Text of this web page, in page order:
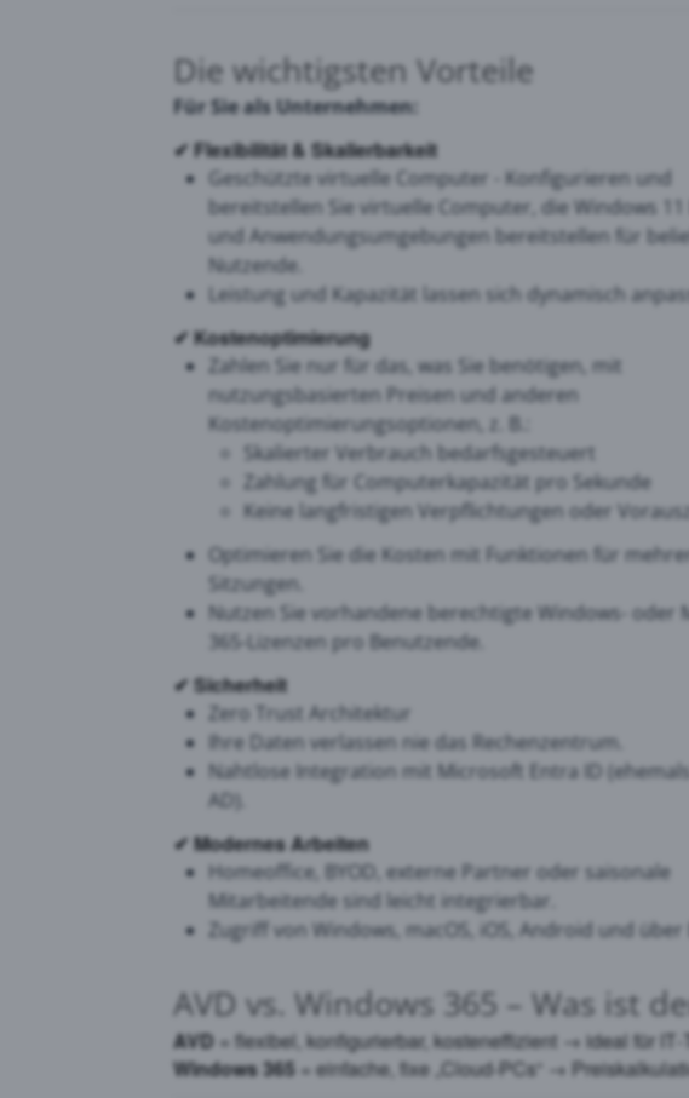
Die wichtigsten Vorteile
Für Sie als Unternehmen:
✔ Flexibilität & Skalierbarkeit
Geschützte virtuelle Computer - Konfigurieren und
bereitstellen Sie virtuelle Computer, die Windows 11
und Anwendungsumgebungen bereitstellen für
Nutzende.
Leistung und Kapazität lassen sich dynamisch
✔ Kostenoptimierung
Zahlen Sie nur für das, was Sie benötigen, mit
nutzungsbasierten Preisen und anderen
Kostenoptimierungsoptionen, z. B.:
Skalierter Verbrauch bedarfsgesteuert
Zahlung für Computerkapazität pro Sekunde
Keine langfristigen Verpflichtungen oder
Optimieren Sie die Kosten mit Funktionen für
Sitzungen.
Nutzen Sie vorhandene berechtigte Windows- oder
365-Lizenzen pro Benutzende.
✔ Sicherheit
Zero Trust Architektur
Ihre Daten verlassen nie das Rechenzentrum.
Nahtlose Integration mit Microsoft Entra ID
AD).
✔Modernes Arbeiten
Homeoffice, BYOD, externe Partner oder saisonale
Mitarbeitende sind leicht integrierbar.
Zugriff von Windows, macOS, iOS, Android und über
AVD vs. Windows 365 – Was ist
AVD = flexibel, konfigurierbar, kosteneffizient → ideal für
Windows 365 = einfache, fixe „Cloud-PCs“ →